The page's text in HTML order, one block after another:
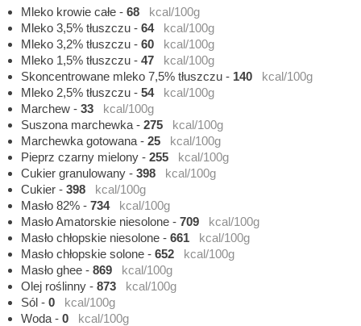
Mleko krowie całe -68
kcal/100g
Mleko 3,5% tłuszczu -64
kcal/100g
Mleko 3,2% tłuszczu -60
kcal/100g
Mleko 1,5% tłuszczu -47
kcal/100g
Skoncentrowane mleko 7,5% tłuszczu - 140
kcal/100g
Mleko 2,5% tłuszczu -54
kcal/100g
Marchew -33
kcal/100g
Suszona marchewka -275
kcal/100g
Marchewka gotowana -25
kcal/100g
Pieprz czarny mielony -255
kcal/100g
Cukier granulowany -398
kcal/100g
Cukier -398
kcal/100g
Masło 82% -734
kcal/100g
Masło Amatorskie niesolone -709
kcal/100g
Masło chłopskie niesolone -661
kcal/100g
Masło chłopskie solone -652
kcal/100g
Masło ghee -869
kcal/100g
Olej roślinny -873
kcal/100g
Sól -0
kcal/100g
Woda -0
kcal/100g